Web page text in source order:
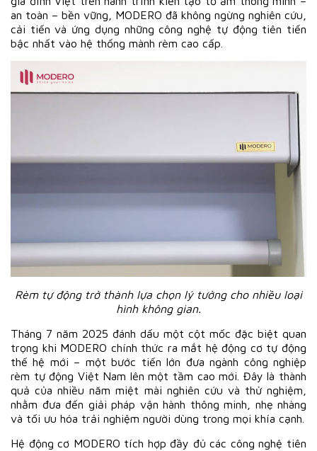
an toàn – bền vững, MODERO đã không ngừng nghiên cứu,
cải tiến và ứng dụng những công nghệ tự động tiên tiến
bậc nhất vào hệ thống mành rèm cao cấp.
Rèm tự động trở thành lựa chọn lý tưởng cho nhiều loại
hình không gian.
Tháng 7 năm 2025 đánh dấu một cột mốc đặc biệt quan
trọng khi MODERO chính thức ra mắt hệ động cơ tự động
thế hệ mới – một bước tiến lớn đưa ngành công nghiệp
rèm tự động Việt Nam lên một tầm cao mới. Đây là thành
quả của nhiều năm miệt mài nghiên cứu và thử nghiệm,
nhằm đưa đến giải pháp vận hành thông minh, nhẹ nhàng
và tối ưu hóa trải nghiệm người dùng trong mọi khía cạnh.
Hệ động cơ MODERO tích hợp đầy đủ các công nghệ tiên